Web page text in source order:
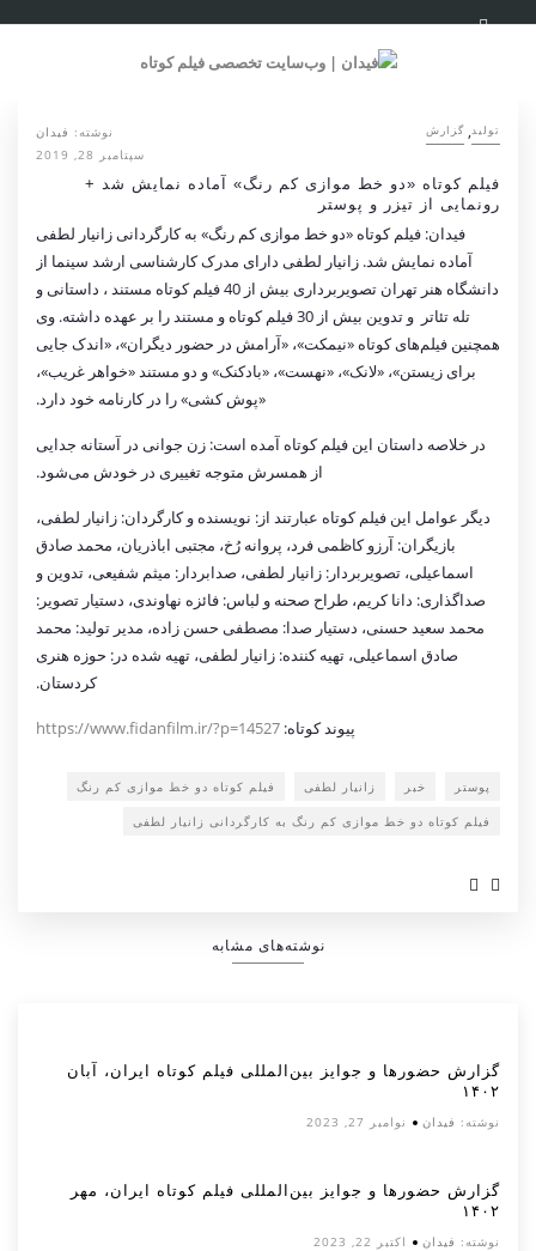
تولید, گزارش نوشته: فیدان
سپتامبر 28, 2019
فیلم کوتاه «دو خط موازی كم رنگ» آماده نمایش شد +
رونمایی از تیزر و پوستر
فیدان: فیلم کوتاه «دو خط موازی كم رنگ» به کارگردانی زانیار لطفی
آماده نمایش شد. زانیار لطفی دارای مدرک کارشناسی ارشد سینما از
دانشگاه هنر تهران تصویربرداری بیش از 40 فیلم کوتاه مستند ، داستانی و
تله تئاتر و تدوین بیش از 30 فیلم کوتاه و مستند را بر عهده داشته. وی
همچنین فیلم‌های کوتاه «نیمکت»، «آرامش در حضور دیگران»، «اندک جایی
برای زیستن»، «لانک»، «نهست»، «بادکنک» و دو مستند «خواهر غریب»،
«پوش کشی» را در کارنامه خود دارد.
در خلاصه داستان این فیلم کوتاه آمده است: زن جوانی در آستانه جدایی
از همسرش متوجه تغییری در خودش می‌شود.
دیگر عوامل این فیلم کوتاه عبارتند از: نویسنده و كارگردان: زانیار لطفى،
بازیگران: آرزو كاظمى فرد، پروانه رُخ، مجتبى اباذریان، محمد صادق
اسماعیلى، تصویربردار: زانیار لطفى، صدابردار: میثم شفیعى، تدوین و
صداگذارى: دانا كریم، طراح صحنه و لباس: فائزه نهاوندى، دستیار تصویر:
محمد سعید حسنى، دستیار صدا: مصطفی حسن زاده، مدیر تولید: محمد
صادق اسماعیلی، تهیه كننده: زانیار لطفى، تهیه شده در: حوزه هنری
كردستان.
پیوند کوتاه: https://www.fidanfilm.ir/?p=14527
پوستر خبر زانیار لطفی فیلم کوتاه دو خط موازی كم رنگ
فیلم کوتاه دو خط موازی كم رنگ به کارگردانی زانیار لطفی
نوشته‌های مشابه
گزارش حضورها و جوایز بین‌المللی فیلم کوتاه ایران، آبان
۱۴۰۲
نوشته: فیدان نوامبر 27, 2023
گزارش حضورها و جوایز بین‌المللی فیلم کوتاه ایران، مهر
۱۴۰۲
نوشته: فیدان اکتبر 22, 2023